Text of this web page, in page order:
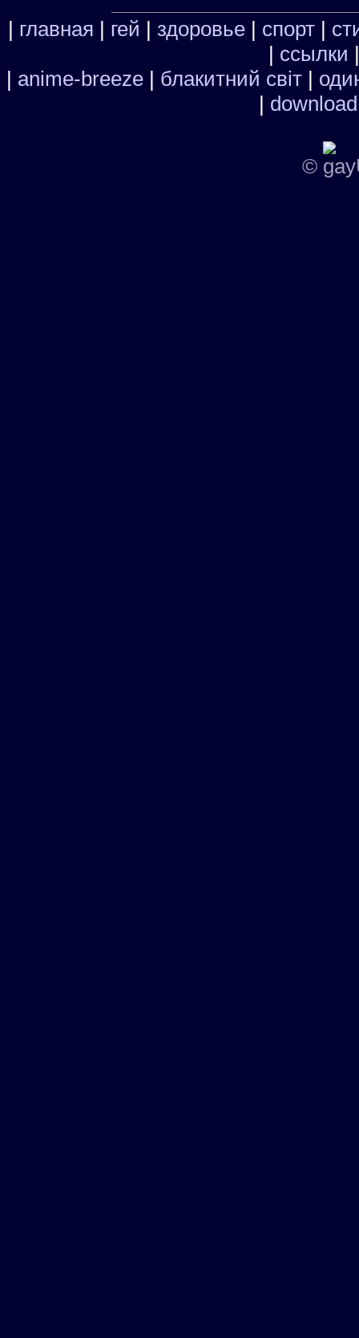
| главная | гей | здоровье | спорт |
| ссылки
| anime-breeze | блакитний свiт |
| download
©